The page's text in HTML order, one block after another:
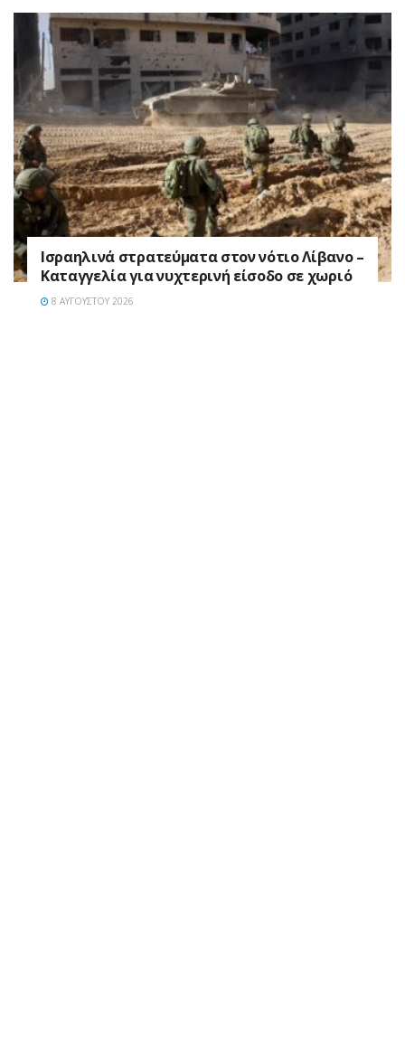
Ισραηλινά στρατεύματα στον νότιο Λίβανο –
Καταγγελία για νυχτερινή είσοδο σε χωριό
8 ΑΥΓΟΎΣΤΟΥ 2026